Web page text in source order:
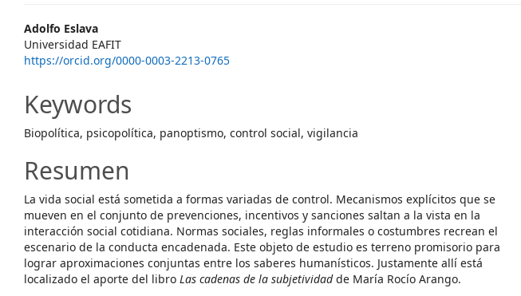
Main
Article
Adolfo Eslava
Universidad EAFIT
https://orcid.org/0000-0003-2213-0765
Keywords
Biopolítica, psicopolítica, panoptismo, control social, vigilancia
Resumen
La vida social está sometida a formas variadas de control. Mecanismos explícitos que se
mueven en el conjunto de prevenciones, incentivos y sanciones saltan a la vista en la
interacción social cotidiana. Normas sociales, reglas informales o costumbres recrean el
escenario de la conducta encadenada. Este objeto de estudio es terreno promisorio para
lograr aproximaciones conjuntas entre los saberes humanísticos. Justamente allí está
localizado el aporte del libro Las cadenas de la subjetividadde María Rocío Arango.